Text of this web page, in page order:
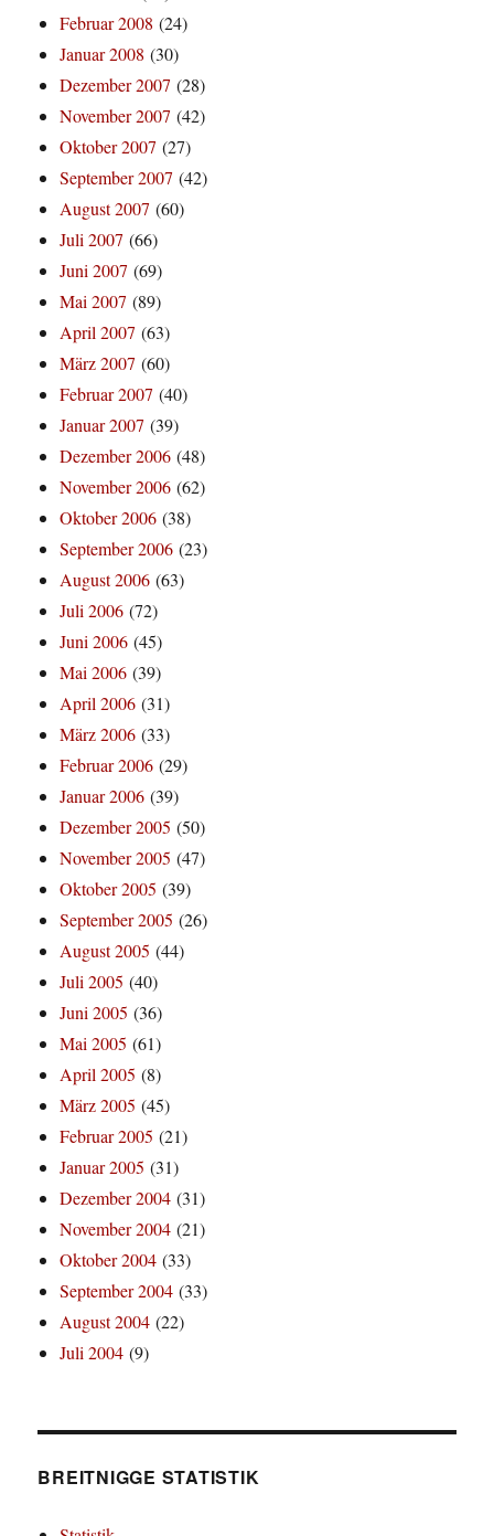
Februar 2008 (24)
Januar 2008 (30)
Dezember 2007 (28)
November 2007 (42)
Oktober 2007 (27)
September 2007 (42)
August 2007 (60)
Juli 2007 (66)
Juni 2007 (69)
Mai 2007 (89)
April 2007 (63)
März 2007 (60)
Februar 2007 (40)
Januar 2007 (39)
Dezember 2006 (48)
November 2006 (62)
Oktober 2006 (38)
September 2006 (23)
August 2006 (63)
Juli 2006 (72)
Juni 2006 (45)
Mai 2006 (39)
April 2006 (31)
März 2006 (33)
Februar 2006 (29)
Januar 2006 (39)
Dezember 2005 (50)
November 2005 (47)
Oktober 2005 (39)
September 2005 (26)
August 2005 (44)
Juli 2005 (40)
Juni 2005 (36)
Mai 2005 (61)
April 2005 (8)
März 2005 (45)
Februar 2005 (21)
Januar 2005 (31)
Dezember 2004 (31)
November 2004 (21)
Oktober 2004 (33)
September 2004 (33)
August 2004 (22)
Juli 2004 (9)
BREITNIGGE STATISTIK